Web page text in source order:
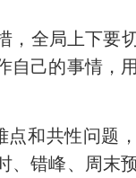
，全局上下要
自己的事情，
点和共性问题
、错峰、周末